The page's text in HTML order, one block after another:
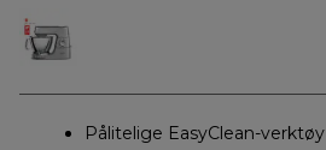
Pålitelige EasyClean-verktøy